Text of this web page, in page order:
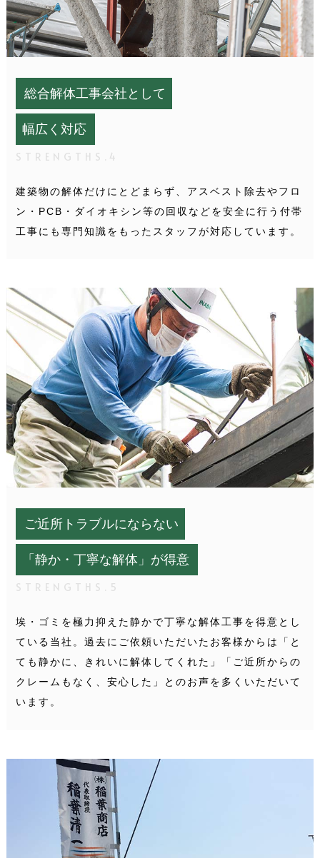
総合解体工事会社として
幅広く対応
STRENGTHS.4
建築物の解体だけにとどまらず、アスベスト除去やフロ
ン・PCB・ダイオキシン等の回収などを安全に行う付帯
工事にも専門知識をもったスタッフが対応しています。
ご近所トラブルにならない
「静か・丁寧な解体」が得意
STRENGTHS.5
埃・ゴミを極力抑えた静かで丁寧な解体工事を得意とし
ている当社。 過去にご依頼いただいたお客様からは「と
ても静かに、きれいに解体してくれた」「ご近所からの
クレームもなく、安心した」とのお声を多くいただいて
います。